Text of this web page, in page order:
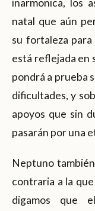
inarmonica, los
natal que aún
su fortaleza
está reflejada en
pondrá a prueba
dificultades, y
apoyos que sin
pasarán por una
Neptuno
contraria a la
digamos que